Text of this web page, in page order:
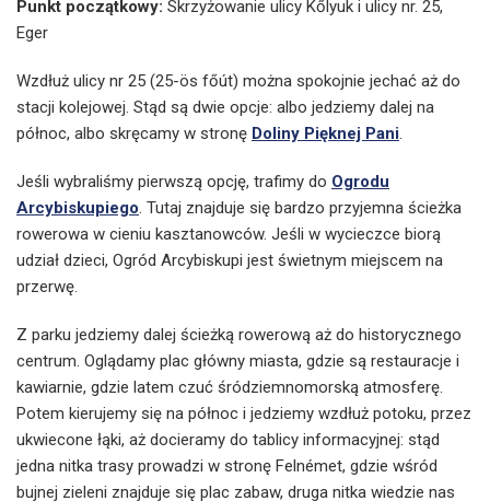
Punkt początkowy: Skrzyżowanie ulicy Kőlyuk i ulicy nr. 25,
Eger
Wzdłuż ulicy nr 25 (25-ös főút) można spokojnie jechać aż do
stacji kolejowej. Stąd są dwie opcje: albo jedziemy dalej na
północ, albo skręcamy w stronę Doliny Pięknej Pani.
Jeśli wybraliśmy pierwszą opcję, trafimy do Ogrodu
Arcybiskupiego. Tutaj znajduje się bardzo przyjemna ścieżka
rowerowa w cieniu kasztanowców. Jeśli w wycieczce biorą
udział dzieci, Ogród Arcybiskupi jest świetnym miejscem na
przerwę.
Z parku jedziemy dalej ścieżką rowerową aż do historycznego
centrum. Oglądamy plac główny miasta, gdzie są restauracje i
kawiarnie, gdzie latem czuć śródziemnomorską atmosferę.
Potem kierujemy się na północ i jedziemy wzdłuż potoku, przez
ukwiecone łąki, aż docieramy do tablicy informacyjnej: stąd
jedna nitka trasy prowadzi w stronę Felnémet, gdzie wśród
bujnej zieleni znajduje się plac zabaw, druga nitka wiedzie nas